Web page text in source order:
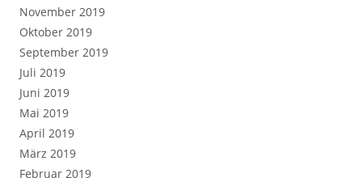
November 2019
Oktober 2019
September 2019
Juli 2019
Juni 2019
Mai 2019
April 2019
März 2019
Februar 2019